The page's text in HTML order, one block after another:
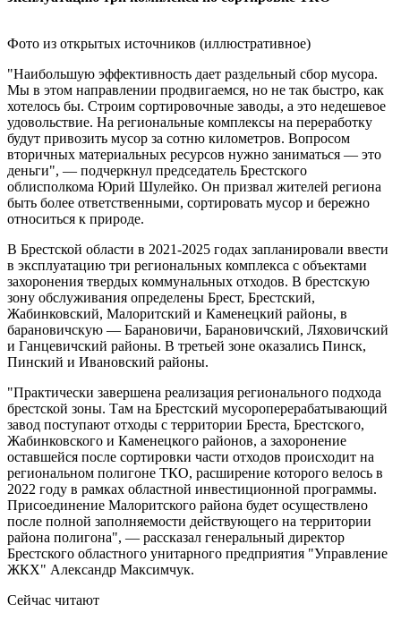
Фото из открытых источников (иллюстративное)
"Наибольшую эффективность дает раздельный сбор мусора.
Мы в этом направлении продвигаемся, но не так быстро, как
хотелось бы. Строим сортировочные заводы, а это недешевое
удовольствие. На региональные комплексы на переработку
будут привозить мусор за сотню километров. Вопросом
вторичных материальных ресурсов нужно заниматься — это
деньги", — подчеркнул председатель Брестского
облисполкома Юрий Шулейко. Он призвал жителей региона
быть более ответственными, сортировать мусор и бережно
относиться к природе.
В Брестской области в 2021-2025 годах запланировали ввести
в эксплуатацию три региональных комплекса с объектами
захоронения твердых коммунальных отходов. В брестскую
зону обслуживания определены Брест, Брестский,
Жабинковский, Малоритский и Каменецкий районы, в
барановичскую — Барановичи, Барановичский, Ляховичский
и Ганцевичский районы. В третьей зоне оказались Пинск,
Пинский и Ивановский районы.
"Практически завершена реализация регионального подхода
брестской зоны. Там на Брестский мусороперерабатывающий
завод поступают отходы с территории Бреста, Брестского,
Жабинковского и Каменецкого районов, а захоронение
оставшейся после сортировки части отходов происходит на
региональном полигоне ТКО, расширение которого велось в
2022 году в рамках областной инвестиционной программы.
Присоединение Малоритского района будет осуществлено
после полной заполняемости действующего на территории
района полигона", — рассказал генеральный директор
Брестского областного унитарного предприятия "Управление
ЖКХ" Александр Максимчук.
Сейчас читают